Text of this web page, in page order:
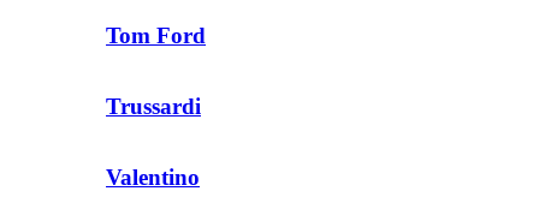
Tom Ford
Trussardi
Valentino